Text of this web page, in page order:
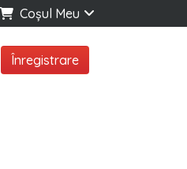
Coșul Meu
Înregistrare